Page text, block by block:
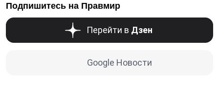
Подпишитесь на Правмир
Перейти в Дзен
Google Новости